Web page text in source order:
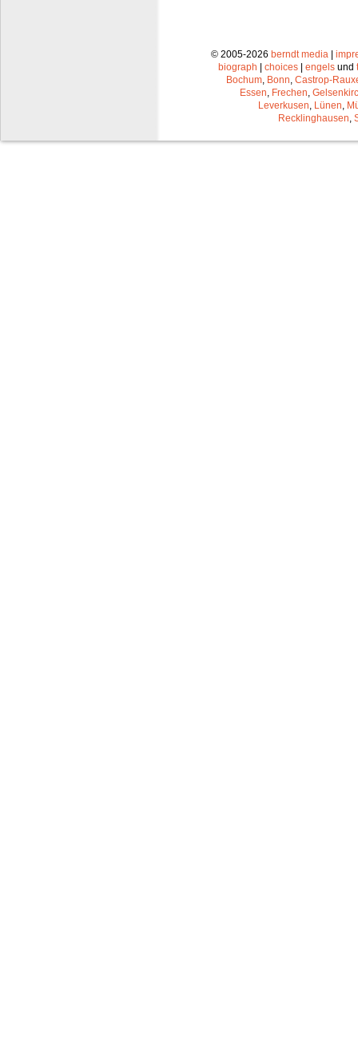
© 2005-2026 berndt media |
biograph | choices | engels und
Bochum Bonn Castrop-
Essen Frechen
Leverkusen Lünen
Recklinghausen